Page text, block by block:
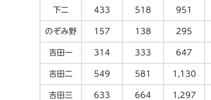
下二 433 518 951
のぞみ野 157 138 295
吉田一 314 333 647
吉田二 549 581 1,130
吉田三 633 664 1,297